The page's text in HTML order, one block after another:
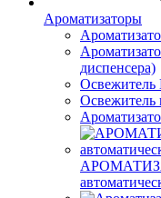
Ароматизаторы
диспенсера)
Освежитель
Освежитель